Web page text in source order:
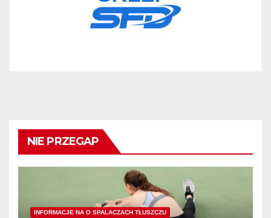
NIE PRZEGAP
INFORMACJE NA O SPALACZACH TŁUSZCZU